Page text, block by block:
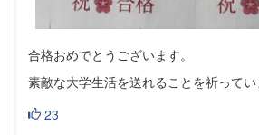
合格おめでとうございます。
素敵な大学生活を送れることを祈ってい
23